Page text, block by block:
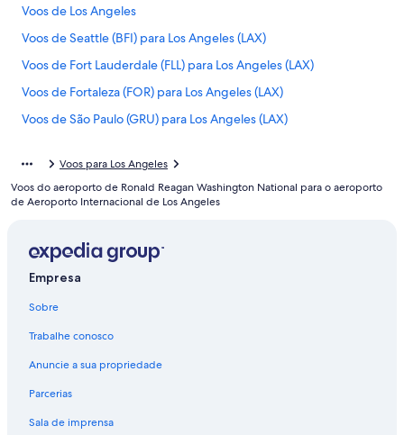
Voos de Los Angeles
Voos de Seattle (BFI) para Los Angeles (LAX)
Voos de Fort Lauderdale (FLL) para Los Angeles (LAX)
Voos de Fortaleza (FOR) para Los Angeles (LAX)
Voos de São Paulo (GRU) para Los Angeles (LAX)
Voos de Belo Horizonte (PLU) para Los Angeles (LAX)
Voos de Porto Alegre (POA) para Los Angeles (LAX)
Voos de São Paulo (SAO) para Los Angeles (LAX)
Voos para Aeroporto Internacional de Los Angeles
Voos para Los Angeles
Voos para Los Angeles
Voos do aeroporto de Ronald Reagan Washington National para o aeroporto
de Aeroporto Internacional de Los Angeles
Empresa
Sobre
Trabalhe conosco
Anuncie a sua propriedade
Parcerias
Sala de imprensa